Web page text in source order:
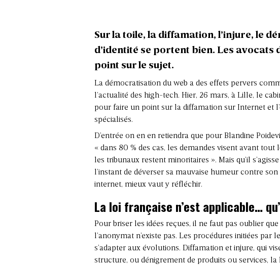
Sur la toile, la diffamation, l’injure, le
d’identité se portent bien. Les
point sur le sujet.
La démocratisation du web a des effets pervers
l’actualité des high-tech. Hier, 26 mars, à Lille, le
pour faire un point sur la diffamation sur Internet et
spécialisés.
D’entrée on en en retiendra que pour Blandine
« dans 80 % des cas, les demandes visent avant
les tribunaux restent minoritaires ». Mais qu’il
l’instant de déverser sa mauvaise humeur contre
internet, mieux vaut y réfléchir.
La loi française n’est applicable…
Pour briser les idées reçues, il ne faut pas oublier
l’anonymat n’existe pas. Les procédures initiées par
s’adapter aux évolutions. Diffamation et injure, qui
structure, ou dénigrement de produits ou services,